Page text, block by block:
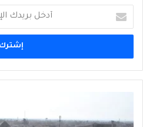
بريدك
الإلكتروني
أن